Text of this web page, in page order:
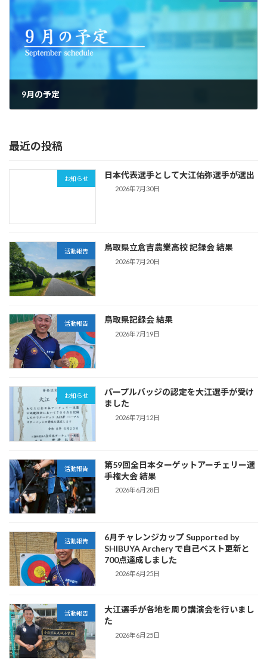
9月の予定
最近の投稿
お知らせ 日本代表選手として大江佑弥選手が選出
2026年7月30日
活動報告 鳥取県立倉吉農業高校 記録会 結果
2026年7月20日
活動報告 鳥取県記録会 結果
2026年7月19日
お知らせ
パープルバッジの認定を大江選手が受け
ました
2026年7月12日
活動報告
第59回全日本ターゲットアーチェリー選
手権大会 結果
2026年6月28日
活動報告
6月チャレンジカップ Supported by
SHIBUYA Archery で自己ベスト更新と
700点達成しました
2026年6月25日
活動報告
大江選手が各地を周り講演会を行いまし
た
2026年6月25日